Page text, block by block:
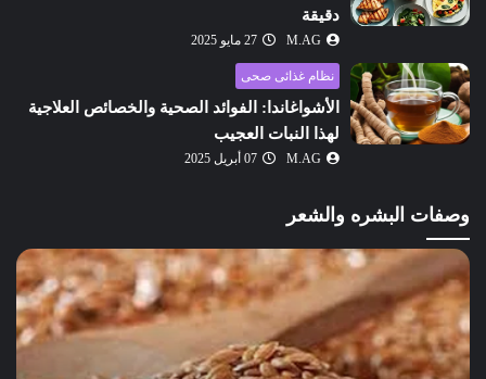
دقيقة
M.AG 27 مايو 2025
نظام غذائى صحى
الأشواغاندا: الفوائد الصحية والخصائص العلاجية
لهذا النبات العجيب
M.AG 07 أبريل 2025
وصفات البشره والشعر